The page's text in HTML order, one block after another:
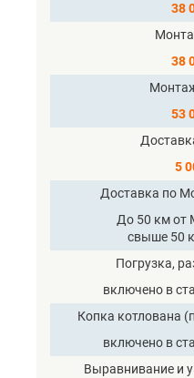
38
38
53
5
Доставка по
До 50 км от
свыше 50
Погрузка,
включено в
Копка котлована
включено в
Выравнивание и